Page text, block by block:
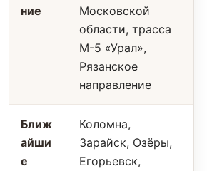
ние
Московской
области, трасса
М-5 «Урал»,
Рязанское
направление
Ближ
айши
е
Коломна,
Зарайск, Озёры,
Егорьевск,